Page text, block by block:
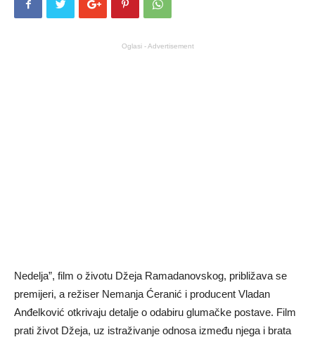
Oglasi - Advertisement
Nedelja”, film o životu Džeja Ramadanovskog, približava se
premijeri, a režiser Nemanja Ćeranić i producent Vladan
Anđelković otkrivaju detalje o odabiru glumačke postave. Film
prati život Džeja, uz istraživanje odnosa između njega i brata